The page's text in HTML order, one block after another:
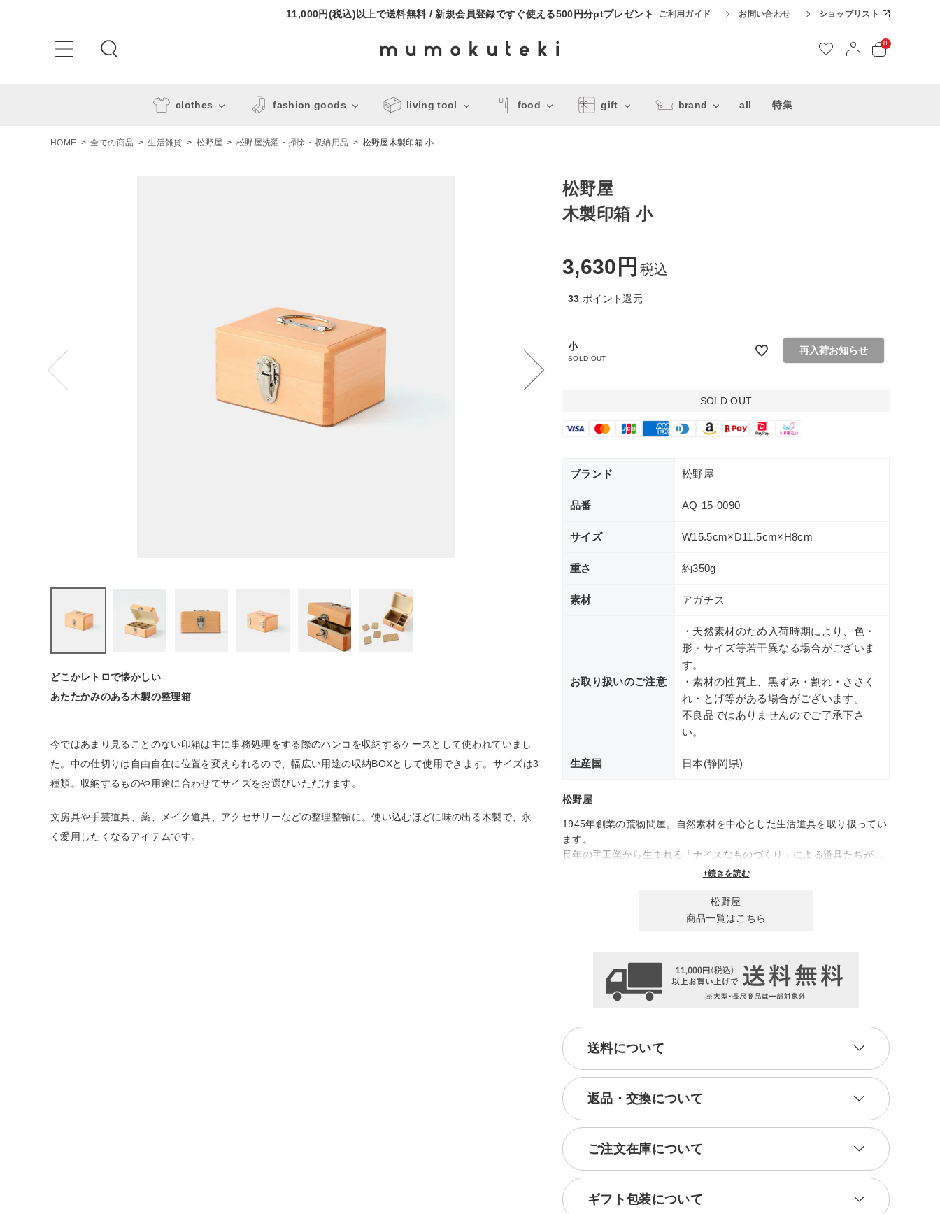
11,000円(税込)以上で送料無料 / 新規会員登録ですぐ使える500円分ptプレゼント ご利用ガイド お問い合わせ ショップリスト
0
clothes fashion goods living tool food gift brand all 特集
ナチュラル服
ファッション雑貨
食品
ギフト
ブランド
全ての商品
HOME 全ての商品 生活雑貨 松野屋 松野屋洗濯・掃除・収納用品 松野屋木製印箱 小
どこかレトロで懐かしい
あたたかみのある木製の整理箱
今ではあまり見ることのない印箱は主に事務処理をする際のハンコを収納するケースとして使われていまし
た。中の仕切りは自由自在に位置を変えられるので、幅広い用途の収納BOXとして使用できます。サイズは3
種類。収納するものや用途に合わせてサイズをお選びいただけます。
文房具や手芸道具、薬、メイク道具、アクセサリーなどの整理整頓に。使い込むほどに味の出る木製で、永
く愛用したくなるアイテムです。
松野屋
木製印箱 小
3,630 税込
33 ポイント還元
小
SOLD OUT
再入荷お知らせ
SOLD OUT
ブランド 松野屋
品番 AQ-15-0090
サイズ W15.5cm×D11.5cm×H8cm
重さ 約350g
素材 アガチス
お取り扱いのご注意
・天然素材のため入荷時期により、色・
形・サイズ等若干異なる場合がございま
す。
・素材の性質上、黒ずみ・割れ・ささく
れ・とげ等がある場合がございます。
不良品ではありませんのでご了承下さ
い。
生産国 日本(静岡県)
松野屋
1945年創業の荒物問屋。自然素材を中心とした生活道具を取り扱ってい
ます。
長年の手工業から生まれる「ナイスなものづくり」による道具たちが、
+続きを読む
松野屋
商品一覧はこちら
送料について
返品・交換について
ご注文在庫について
ギフト包装について